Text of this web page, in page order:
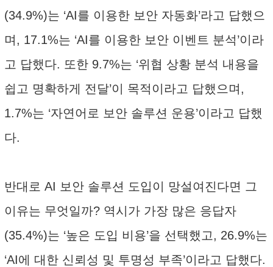
(34.9%)는 ‘AI를 이용한 보안 자동화’라고 답했으
며, 17.1%는 ‘AI를 이용한 보안 이벤트 분석’이라
고 답했다. 또한 9.7%는 ‘위협 상황 분석 내용을
쉽고 명확하게 전달’이 목적이라고 답했으며,
1.7%는 ‘자연어로 보안 솔루션 운용’이라고 답했
다.
반대로 AI 보안 솔루션 도입이 망설여진다면 그
이유는 무엇일까? 역시가 가장 많은 응답자
(35.4%)는 ‘높은 도입 비용’을 선택했고, 26.9%는
‘AI에 대한 신뢰성 및 투명성 부족’이라고 답했다.